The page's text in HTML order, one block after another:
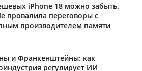
iPhone 18 можно забыть.
провалила переговоры с
производителем памяти
и Франкенштейны: как
регулирует ИИ